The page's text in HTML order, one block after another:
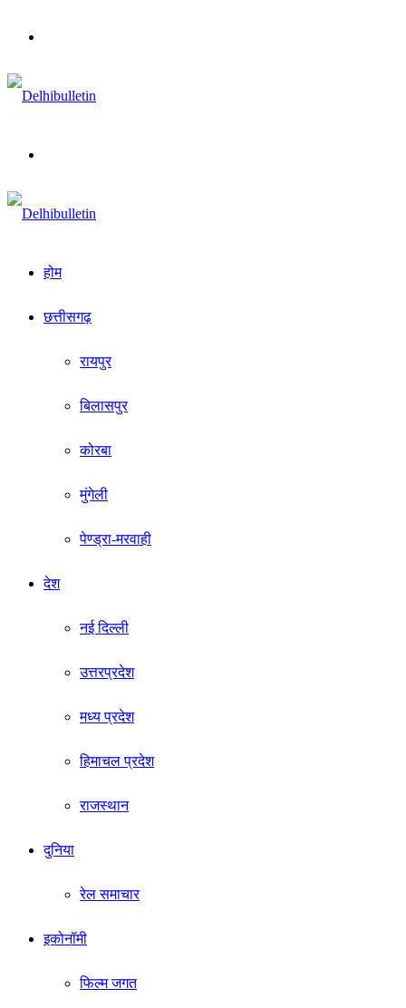
होम
छत्तीसगढ़
रायपुर
बिलासपुर
कोरबा
मुंगेली
पेण्ड्रा-मरवाही
देश
नई दिल्ली
उत्तरप्रदेश
मध्य प्रदेश
हिमाचल प्रदेश
राजस्थान
दुनिया
रेल समाचार
इकोनॉमी
फिल्म जगत